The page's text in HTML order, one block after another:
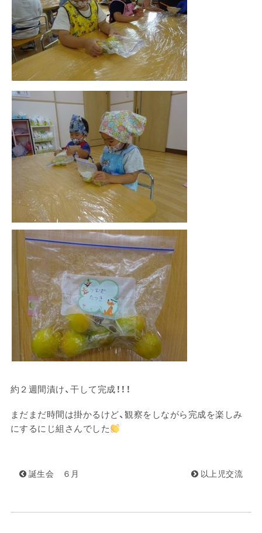
約２週間漬け、干して完成！！！
まだまだ時間は掛かるけど、観察をしながら完成を楽しみ
にするにじ組さんでした
誕生会 ６月 以上児交流